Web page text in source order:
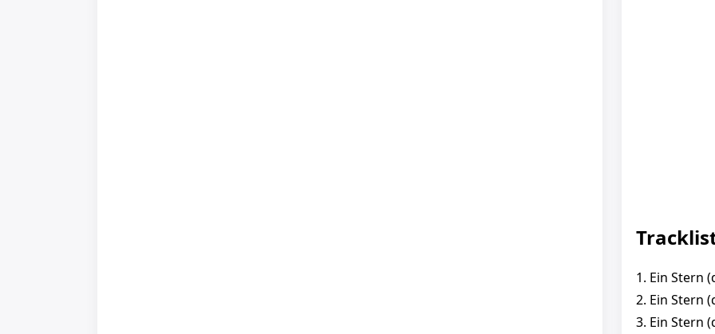
1. Ein Stern
2. Ein Stern
3. Ein Stern